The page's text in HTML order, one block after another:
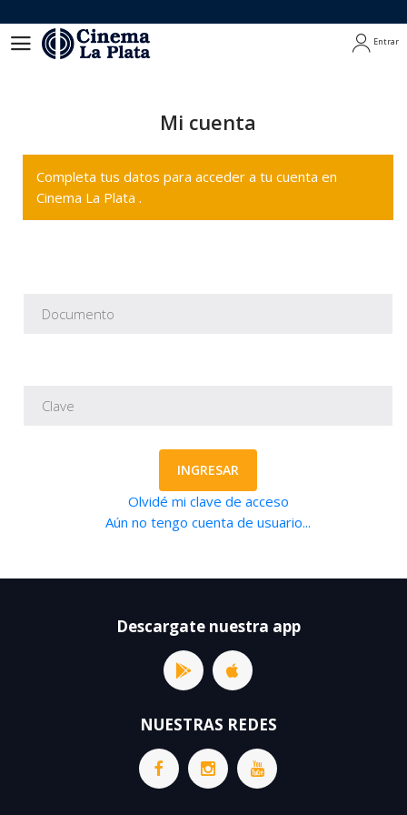
Entrar
Mi cuenta
Completa tus datos para acceder a tu cuenta en
Cinema La Plata .
INGRESAR
Olvidé mi clave de acceso
Aún no tengo cuenta de usuario...
Descargate nuestra app
NUESTRAS REDES